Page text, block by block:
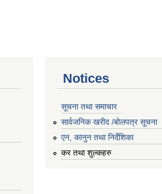
Notices
सूचना तथा समाचार
सार्वजनिक खरीद /बोलपत्र सूचना
एन, कानुन तथा निर्देशिका
कर तथा शुल्कहरु